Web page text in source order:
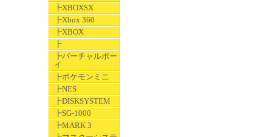
┣XBOXSX
┣Xbox 360
┣XBOX
┣
┣バーチャルボー
イ
┣ポケモンミニ
┣NES
┣DISKSYSTEM
┣SG-1000
┣MARK 3